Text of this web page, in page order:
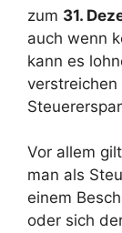
zum 31.
auch wenn
kann es
Vor allem
man als
einem
oder sich